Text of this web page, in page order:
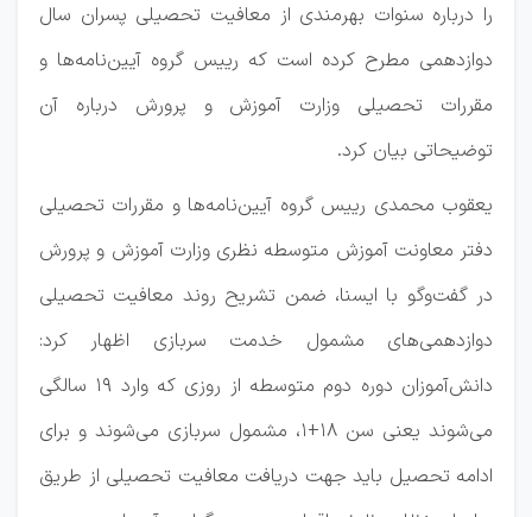
را درباره سنوات بهرمندی از معافیت تحصیلی پسران سال
دوازدهمی مطرح کرده است که رییس گروه آیین‌نامه‌ها و
مقررات تحصیلی وزارت آموزش و پرورش درباره آن
توضیحاتی بیان کرد.
یعقوب محمدی رییس گروه آیین‌نامه‌ها و مقررات تحصیلی
دفتر معاونت آموزش متوسطه نظری وزارت آموزش و پرورش
در گفت‌وگو با ایسنا، ضمن تشریح روند معافیت تحصیلی
دوازدهمی‌های مشمول خدمت سربازی اظهار کرد:
دانش‌آموزان دوره دوم متوسطه از روزی که وارد ۱۹ سالگی
می‌شوند یعنی سن ۱۸+۱، مشمول سربازی می‌شوند و برای
ادامه تحصیل باید جهت دریافت معافیت تحصیلی از طریق